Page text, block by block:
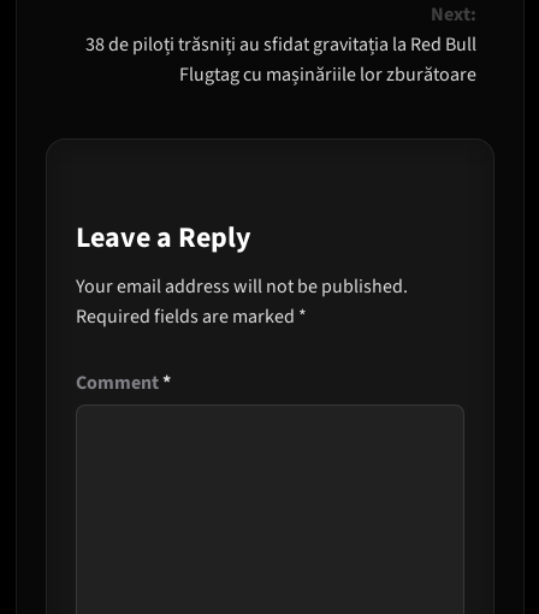
Next:
38 de piloți trăsniți au sfidat gravitația la Red Bull
Flugtag cu mașinăriile lor zburătoare
Leave a Reply
Your email address will not be published.
Required fields are marked *
Comment*